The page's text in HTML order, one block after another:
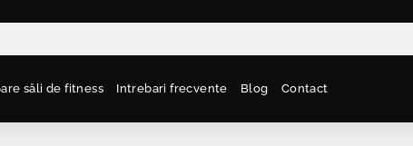
săli de fitness Intrebari frecvente Blog Contact